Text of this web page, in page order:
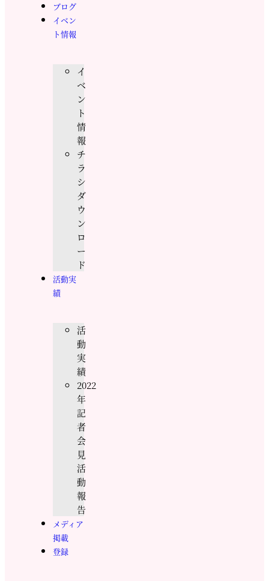
ブログ
イベン
ト情報
イ
ベ
ン
ト
情
報
チ
ラ
シ
ダ
ウ
ン
ロ
ー
ド
活動実
績
活
動
実
績
2022
年
記
者
会
見
活
動
報
告
メディア
掲載
登録